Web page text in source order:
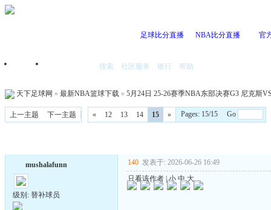
足球比分直播 NBA比分直播 官
首页 搜索 社区服务 银行 帮助
天下足球网 » 最新NBA篮球下载 » 5月24日 25-26赛季NBA东部决赛G3 尼克斯
上一主题 下一主题 « 12 13 14 15 » Pages: 15/15 Go
mushalafunn
级别: 替补球员
140 发表于: 2026-06-26 16:49
只看该作者 |小 中 大